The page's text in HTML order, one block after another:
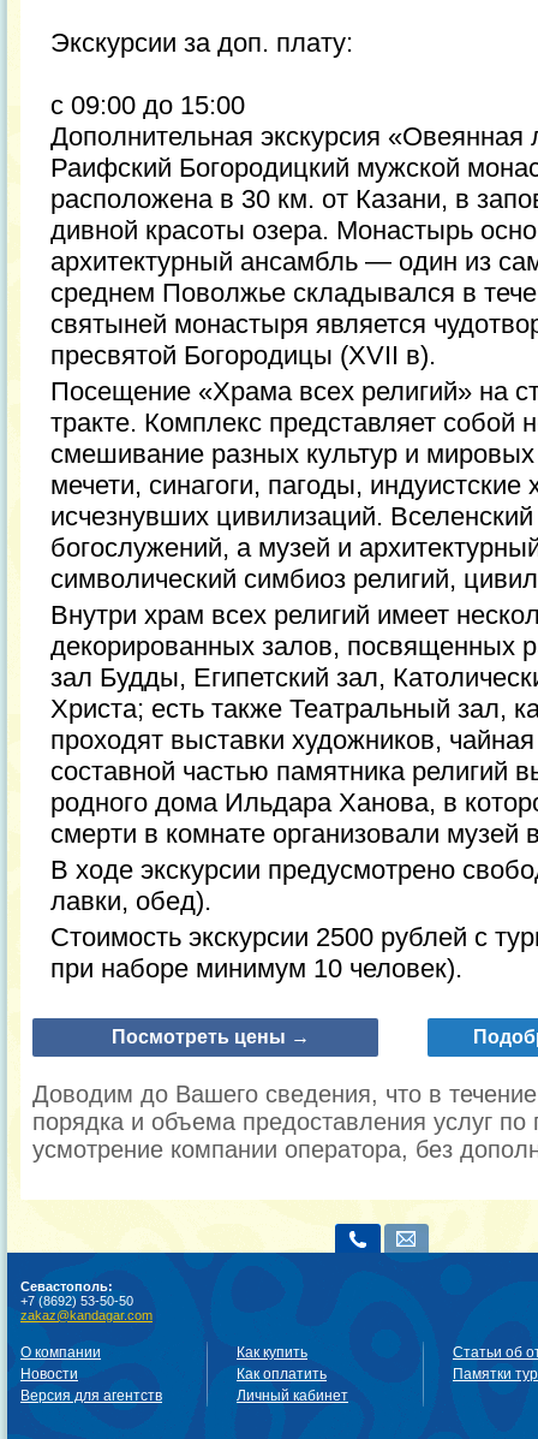
Экскурсии за доп. плату:
с 09:00 до 15:00
Дополнительная экскурсия «Овеянная
Раифский Богородицкий мужской
расположена в 30 км. от Казани, в
дивной красоты озера. Монастырь
архитектурный ансамбль — один из
среднем Поволжье складывался в
святыней монастыря является
пресвятой Богородицы (XVII в).
Посещение «Храма всех религий» на
тракте. Комплекс представляет собой
смешивание разных культур и
мечети, синагоги, пагоды,
исчезнувших цивилизаций.
богослужений, а музей и
символический симбиоз религий,
Внутри храм всех религий имеет
декорированных залов, посвященных
зал Будды, Египетский зал,
Христа; есть также Театральный зал,
проходят выставки художников,
составной частью памятника религий
родного дома Ильдара Ханова, в
смерти в комнате организовали музей
В ходе экскурсии предусмотрено
лавки, обед).
Стоимость экскурсии 2500 рублей с
при наборе минимум 10 человек).
Посмотреть цены →
Доводим до Вашего сведения, что в
порядка и объема предоставления услуг по
усмотрение компании оператора, без
Севастополь:
+7 (8692) 53-50-50
zakaz@kandagar.com
О компании
Новости
Версия для агентств
Как купить
Как оплатить
Личный кабинет
Статьи об
Памятки